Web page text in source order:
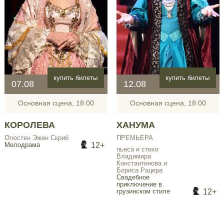
07.08
Основная сцена, 18:00
КОРОЛЕВА
Огюстен Эжен Скриб
Мелодрама
12+
купить билеты
12.08
Основная сцена, 18:00
ХАНУМА
ПРЕМЬЕРА
пьеса и стихи
Владимира
Константинова и
Бориса Рацера
Свадебное
приключение в
грузинском стиле
12+
купить билеты